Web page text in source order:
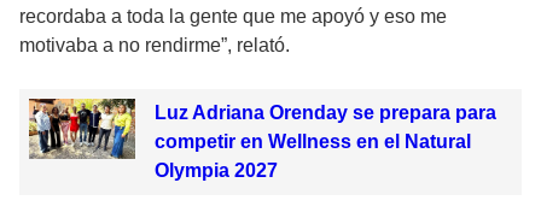
recordaba a toda la gente que me apoyó y eso me
motivaba a no rendirme”, relató.
Luz Adriana Orenday se prepara para
competir en Wellness en el Natural
Olympia 2027